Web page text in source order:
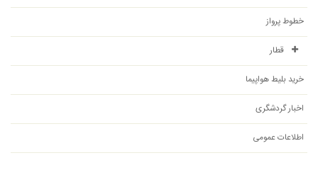
خطوط پرواز
قطار
خرید بلیط هواپیما
اخبار گردشگری
اطلاعات عمومی